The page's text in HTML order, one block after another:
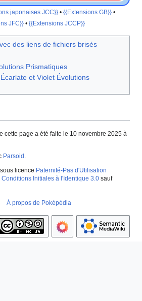
japonaises JCC}}• {{Extensions GB}}•
JFC}} • {{Extensions JCCP}}
des liens de fichiers brisés
Prismatiques
et Violet Évolutions
cette page a été faite le 10 novembre 2025 à
Parsoid
licence Paternité-Pas d'Utilisation
Initiales à l'Identique 3.0 sauf
À propos de Poképédia